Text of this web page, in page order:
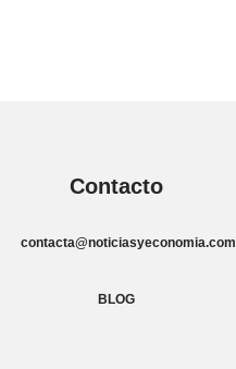
Contacto
contacta@noticiasyeconomia.com
BLOG